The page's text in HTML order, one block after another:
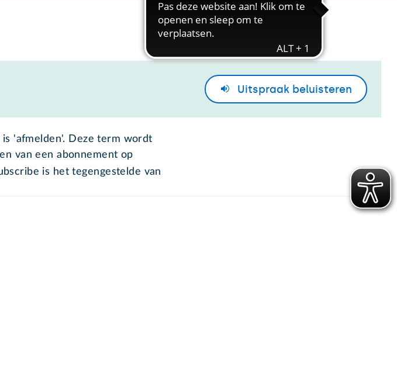
Uitspraak beluisteren
'afmelden'. Deze term wordt
van een abonnement op
is het tegengestelde van